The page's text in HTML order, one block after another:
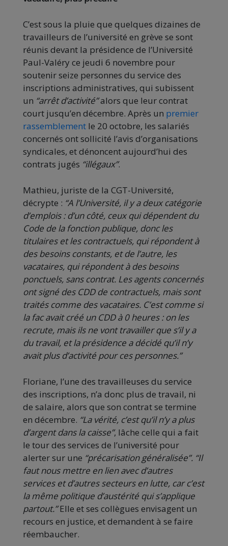
C’est sous la pluie que quelques dizaines de
travailleurs de l’université en grève se sont
réunis devant la présidence de l’Université
Paul-Valéry ce jeudi 6 novembre pour
soutenir seize personnes du service des
inscriptions administratives, qui subissent
un “arrêt d’activité”alors que leur contrat
court jusqu’en décembre. Après un premier
rassemblement le 20 octobre, les salariés
concernés ont sollicité l’avis d’organisations
syndicales, et dénoncent aujourd’hui des
contrats jugés “illégaux”.
Mathieu, juriste de la CGT-Université,
décrypte : “A l’Université, il y a deux catégorie
d’emplois : d’un côté, ceux qui dépendent du
Code de la fonction publique, donc les
titulaires et les contractuels, qui répondent à
des besoins constants, et de l’autre, les
vacataires, qui répondent à des besoins
ponctuels, sans contrat. Les agents concernés
ont signé des CDD de contractuels, mais sont
traités comme des vacataires. C’est comme si
la fac avait créé un CDD à 0 heures : on les
recrute, mais ils ne vont travailler que s’il y a
du travail, et la présidence a décidé qu’il n’y
avait plus d’activité pour ces personnes.”
Floriane, l’une des travailleuses du service
des inscriptions, n’a donc plus de travail, ni
de salaire, alors que son contrat se termine
en décembre. “La vérité, c’est qu’il n’y a plus
d’argent dans la caisse”, lâche celle qui a fait
le tour des services de l’université pour
alerter sur une “précarisation généralisée”. “Il
faut nous mettre en lien avec d’autres
services et d’autres secteurs en lutte, car c’est
la même politique d’austérité qui s’applique
partout.”Elle et ses collègues envisagent un
recours en justice, et demandent à se faire
réembaucher.